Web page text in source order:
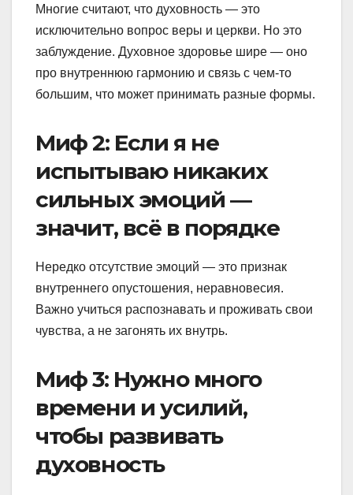
Многие считают, что духовность — это
исключительно вопрос веры и церкви. Но это
заблуждение. Духовное здоровье шире — оно
про внутреннюю гармонию и связь с чем-то
большим, что может принимать разные формы.
Миф 2: Если я не
испытываю никаких
сильных эмоций —
значит, всё в порядке
Нередко отсутствие эмоций — это признак
внутреннего опустошения, неравновесия.
Важно учиться распознавать и проживать свои
чувства, а не загонять их внутрь.
Миф 3: Нужно много
времени и усилий,
чтобы развивать
духовность